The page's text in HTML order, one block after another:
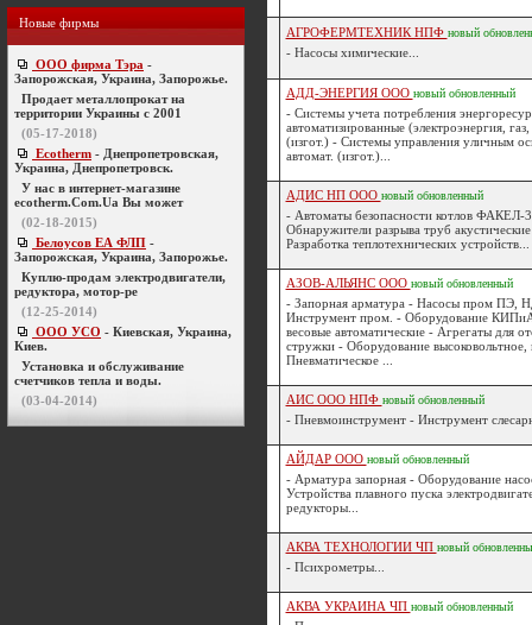
Новые фирмы
ООО фирма Тэра -
Запорожская, Украина, Запорожье.
Продает металлопрокат на
территории Украины с 2001
(05-17-2018)
Ecotherm - Днепропетровская,
Украина, Днепропетровск.
У нас в интернет-магазине
ecotherm.Com.Ua Вы может
(02-18-2015)
Белоусов ЕА ФЛП -
Запорожская, Украина, Запорожье.
Куплю-продам электродвигатели,
редуктора, мотор-ре
(12-25-2014)
ООО УСО - Киевская, Украина,
Киев.
Установка и обслуживание
счетчиков тепла и воды.
(03-04-2014)
АГРОФЕРМТЕХНИК НПФ новый
- Насосы химические...
АДД-ЭНЕРГИЯ ООО новый обновленный
- Системы учета потребления
автоматизированные (электроэнергия,
(изгот.) - Системы управления уличным
автомат. (изгот.)...
АДИС НП ООО новый обновленный
- Автоматы безопасности котлов ФАКЕЛ-
Обнаружители разрыва труб
Разработка теплотехнических устройств...
АЗОВ-АЛЬЯНС ООО новый обновленный
- Запорная арматура - Насосы пром ПЭ,
Инструмент пром. - Оборудование
весовые автоматические - Агрегаты для
стружки - Оборудование высоковольтное,
Пневматическое ...
АИС ООО НПФ новый обновленный
- Пневмоинструмент - Инструмент
АЙДАР ООО новый обновленный
- Арматура запорная - Оборудование
Устройства плавного пуска
редукторы...
АКВА ТЕХНОЛОГИИ ЧП новый
- Психрометры...
АКВА УКРАИНА ЧП новый обновленный